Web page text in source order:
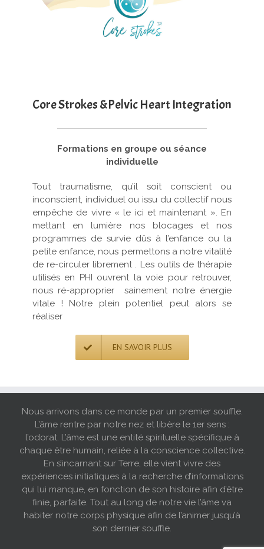
Core Strokes &Pelvic Heart Integration
Formations en groupe ou séance
individuelle
Tout traumatisme, qu’il soit conscient ou
inconscient, individuel ou issu du collectif nous
empêche de vivre « le ici et maintenant ». En
mettant en lumière nos blocages et nos
programmes de survie dûs à l’enfance ou la
petite enfance, nous permettons a notre vitalité
de re-circuler librement . Les outils de thérapie
utilisés en PHI ouvrent la voie pour retrouver,
nous ré-approprier sainement notre énergie
vitale ! Notre plein potentiel peut alors se
réaliser
EN SAVOIR PLUS
Nous arrivons dans ce monde par un premier souffle.
L’âme rentre par notre nez et libère le 1er sens :
l’odorat. L’âme est une entité spirituelle spécifique à
chaque être humain, reliée à la conscience collective.
En s’incarnant sur Terre, elle vient vivre des
expériences initiatiques à la recherche d’informations
qui lui manque, en fonction de son histoire afin d’être
finie, parfaite. Tout au long de notre vie l’âme va
habiter notre corps physique afin de l’animer jusqu’à
son dernier souffle.